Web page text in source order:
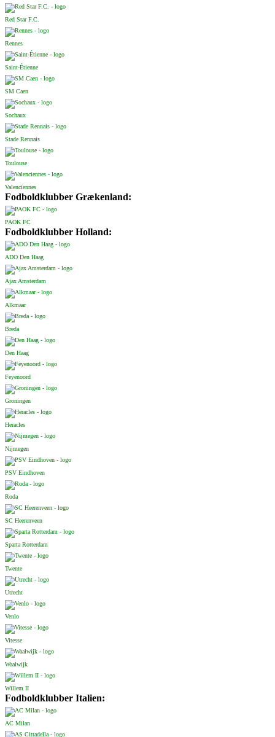
Red Star F.C.
Rennes
Saint-Étienne
SM Caen
Sochaux
Stade Rennais
Toulouse
Valenciennes
Fodboldklubber Grækenland:
PAOK FC
Fodboldklubber Holland:
ADO Den Haag
Ajax Amsterdam
Alkmaar
Breda
Den Haag
Feyenoord
Groningen
Heracles
Nijmegen
PSV Eindhoven
Roda
SC Heerenveen
Sparta Rotterdam
Twente
Utrecht
Venlo
Vitesse
Waalwijk
Willem II
Fodboldklubber Italien:
AC Milan